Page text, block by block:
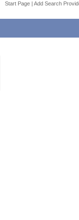
Start Page | Add Search